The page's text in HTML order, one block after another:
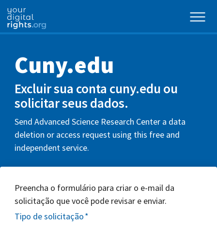
Cuny.edu
Excluir sua conta cuny.edu ou
solicitar seus dados.
Send Advanced Science Research Center a data
deletion or access request using this free and
independent service.
Preencha o formulário para criar o e-mail da
solicitação que você pode revisar e enviar.
Tipo de solicitação*